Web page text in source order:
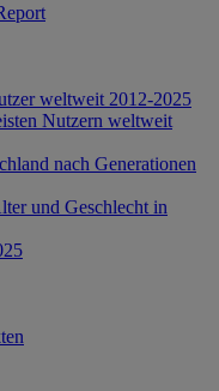
weltweit 2012-2025
Nutzern weltweit
nach Generationen
und Geschlecht in